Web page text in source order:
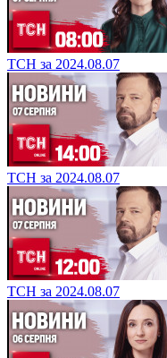
ТСН за 2024.08.07
ТСН за 2024.08.07
ТСН за 2024.08.07